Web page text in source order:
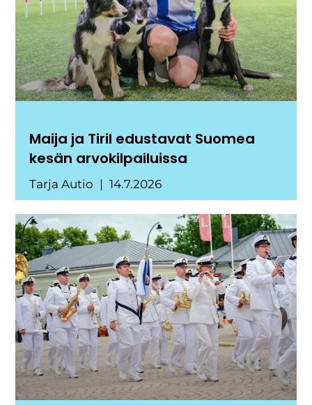
Maija ja Tiril edustavat Suomea
kesän arvokilpailuissa
Tarja Autio 14.7.2026